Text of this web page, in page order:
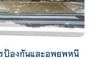
ป้องกันและอพยพหนี